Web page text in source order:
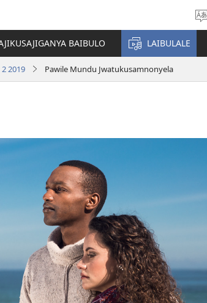
BAIBULO LAIBULALE
2019 Pawile Mundu Jwatukusamnonyela